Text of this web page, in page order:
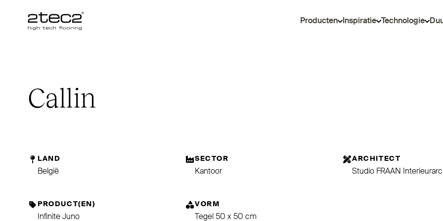
Primary Producten Inspiratie Technologie
Callin
LAND
België
SECTOR
Kantoor
ARCHITECT
Studio FRAAN
PRODUCT(EN)
Infinite Juno
VORM
Tegel 50 x 50 cm